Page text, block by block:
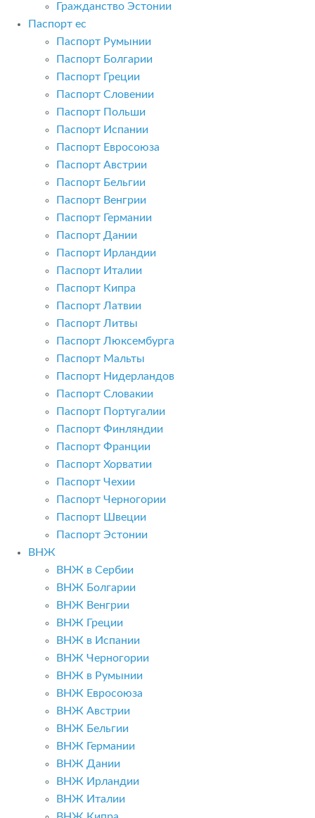
Гражданство Эстонии
Паспорт ес
Паспорт Румынии
Паспорт Болгарии
Паспорт Греции
Паспорт Словении
Паспорт Польши
Паспорт Испании
Паспорт Евросоюза
Паспорт Австрии
Паспорт Бельгии
Паспорт Венгрии
Паспорт Германии
Паспорт Дании
Паспорт Ирландии
Паспорт Италии
Паспорт Кипра
Паспорт Латвии
Паспорт Литвы
Паспорт Люксембурга
Паспорт Мальты
Паспорт Нидерландов
Паспорт Словакии
Паспорт Португалии
Паспорт Финляндии
Паспорт Франции
Паспорт Хорватии
Паспорт Чехии
Паспорт Черногории
Паспорт Швеции
Паспорт Эстонии
ВНЖ
ВНЖ в Сербии
ВНЖ Болгарии
ВНЖ Венгрии
ВНЖ Греции
ВНЖ в Испании
ВНЖ Черногории
ВНЖ в Румынии
ВНЖ Евросоюза
ВНЖ Австрии
ВНЖ Бельгии
ВНЖ Германии
ВНЖ Дании
ВНЖ Ирландии
ВНЖ Италии